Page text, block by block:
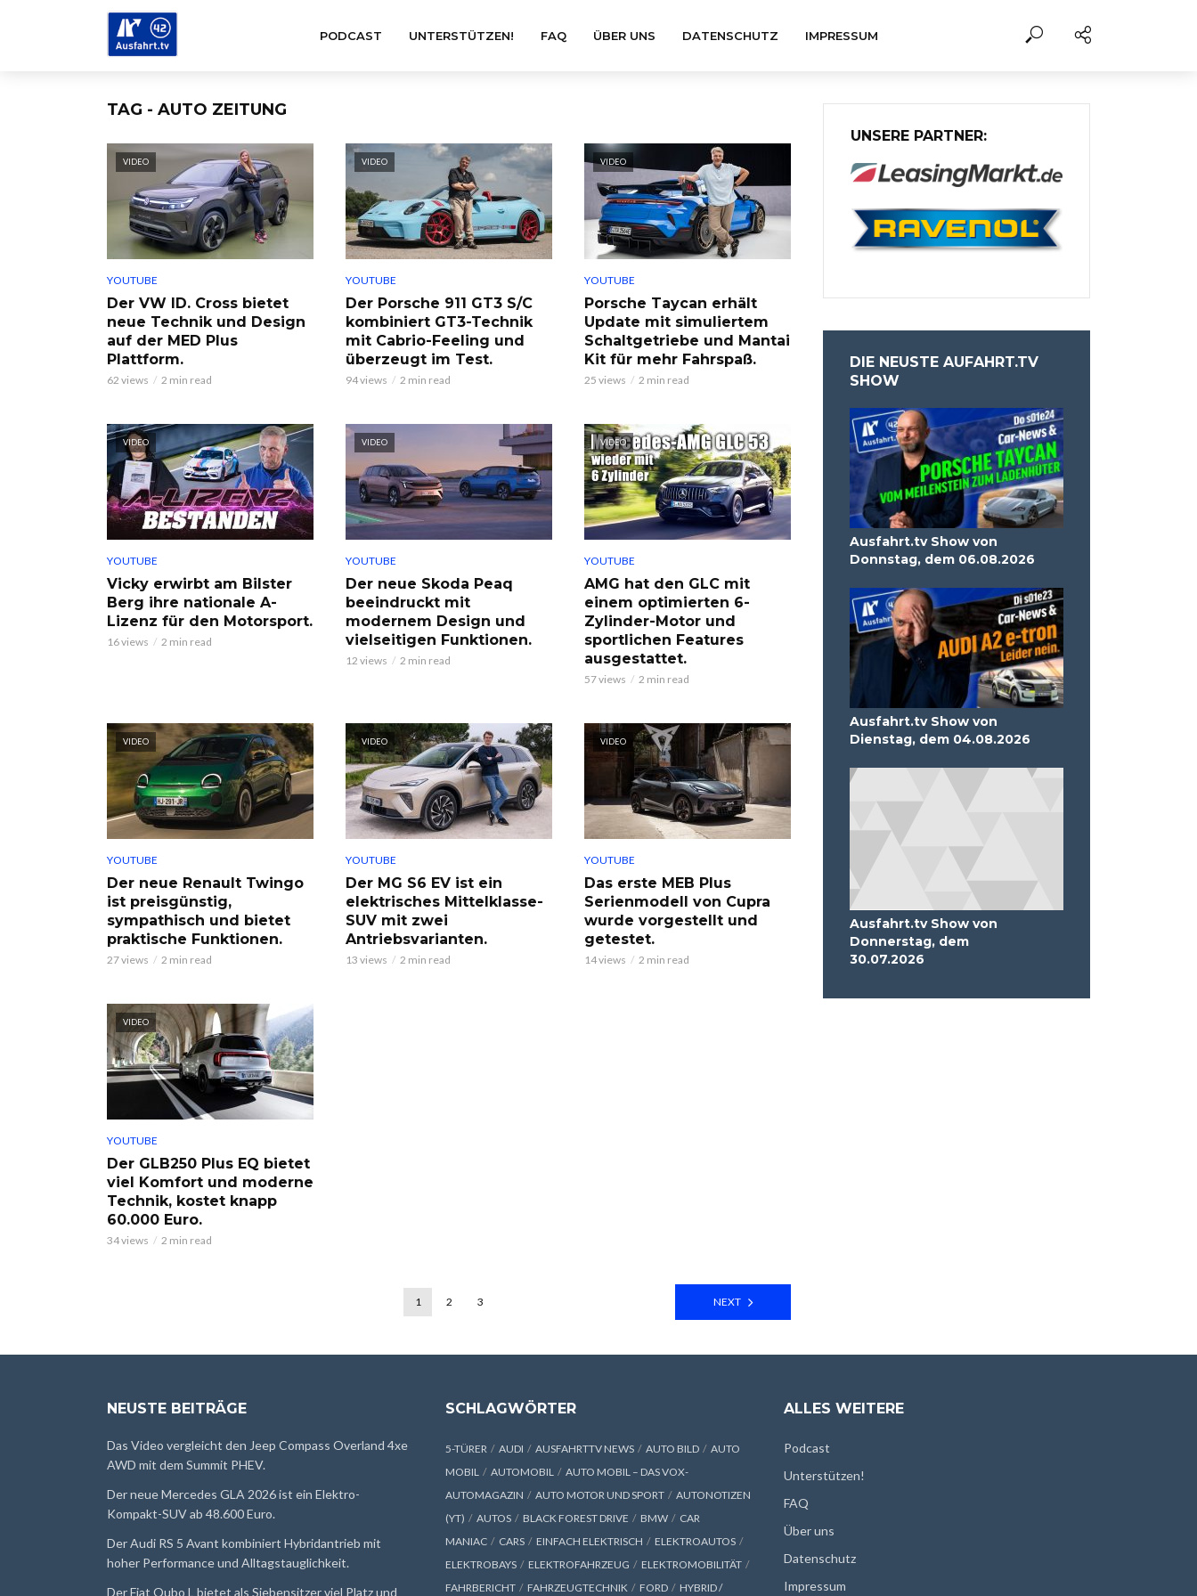
PODCAST UNTERSTÜTZEN! FAQ ÜBER UNS DATENSCHUTZ IMPRESSUM
TAG - AUTO ZEITUNG
VIDEO
YOUTUBE
Der VW ID. Cross bietet
neue Technik und Design
auf der MED Plus
Plattform.
62 views 2 min read
VIDEO
YOUTUBE
Der Porsche 911 GT3 S/C
kombiniert GT3-Technik
mit Cabrio-Feeling und
überzeugt im Test.
94 views 2 min read
VIDEO
YOUTUBE
Porsche Taycan erhält
Update mit simuliertem
Schaltgetriebe und Mantai
Kit für mehr Fahrspaß.
25 views 2 min read
VIDEO
YOUTUBE
Vicky erwirbt am Bilster
Berg ihre nationale A-
Lizenz für den Motorsport.
16 views 2 min read
VIDEO
YOUTUBE
Der neue Skoda Peaq
beeindruckt mit
modernem Design und
vielseitigen Funktionen.
12 views 2 min read
VIDEO
YOUTUBE
AMG hat den GLC mit
einem optimierten 6-
Zylinder-Motor und
sportlichen Features
ausgestattet.
57 views 2 min read
VIDEO
YOUTUBE
Der neue Renault Twingo
ist preisgünstig,
sympathisch und bietet
praktische Funktionen.
27 views 2 min read
VIDEO
YOUTUBE
Der MG S6 EV ist ein
elektrisches Mittelklasse-
SUV mit zwei
Antriebsvarianten.
13 views 2 min read
VIDEO
YOUTUBE
Das erste MEB Plus
Serienmodell von Cupra
wurde vorgestellt und
getestet.
14 views 2 min read
VIDEO
YOUTUBE
Der GLB250 Plus EQ bietet
viel Komfort und moderne
Technik, kostet knapp
60.000 Euro.
34 views 2 min read
1 2 3 NEXT
UNSERE PARTNER:
DIE NEUSTE AUFAHRT.TV
SHOW
Ausfahrt.tv Show von
Donnstag, dem 06.08.2026
Ausfahrt.tv Show von
Dienstag, dem 04.08.2026
Ausfahrt.tv Show von
Donnerstag, dem
30.07.2026
NEUSTE BEITRÄGE
Das Video vergleicht den Jeep Compass Overland 4xe
AWD mit dem Summit PHEV.
Der neue Mercedes GLA 2026 ist ein Elektro-
Kompakt-SUV ab 48.600 Euro.
Der Audi RS 5 Avant kombiniert Hybridantrieb mit
hoher Performance und Alltagstauglichkeit.
Der Fiat Qubo L bietet als Siebensitzer viel Platz und
SCHLAGWÖRTER
5-TÜRER AUDI AUSFAHRTTV NEWS AUTO BILD
AUTO
MOBIL
AUTOMOBIL
AUTO MOBIL – DAS VOX-
AUTOMAGAZIN
AUTO MOTOR UND SPORT
AUTONOTIZEN
(YT)
AUTOS BLACK FOREST DRIVE BMW
CAR
MANIAC
CARS EINFACH ELEKTRISCH
ELEKTROAUTOS
ELEKTROBAYS
ELEKTROFAHRZEUG
ELEKTROMOBILITÄT
FAHRBERICHT
FAHRZEUGTECHNIK FORD HYBRID /
ALLES WEITERE
Podcast
Unterstützen!
FAQ
Über uns
Datenschutz
Impressum